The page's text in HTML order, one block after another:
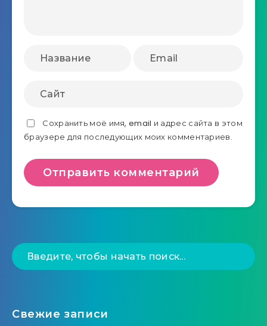
Сохранить моё имя, email и адрес сайта в этом
браузере для последующих моих комментариев.
Свежие записи